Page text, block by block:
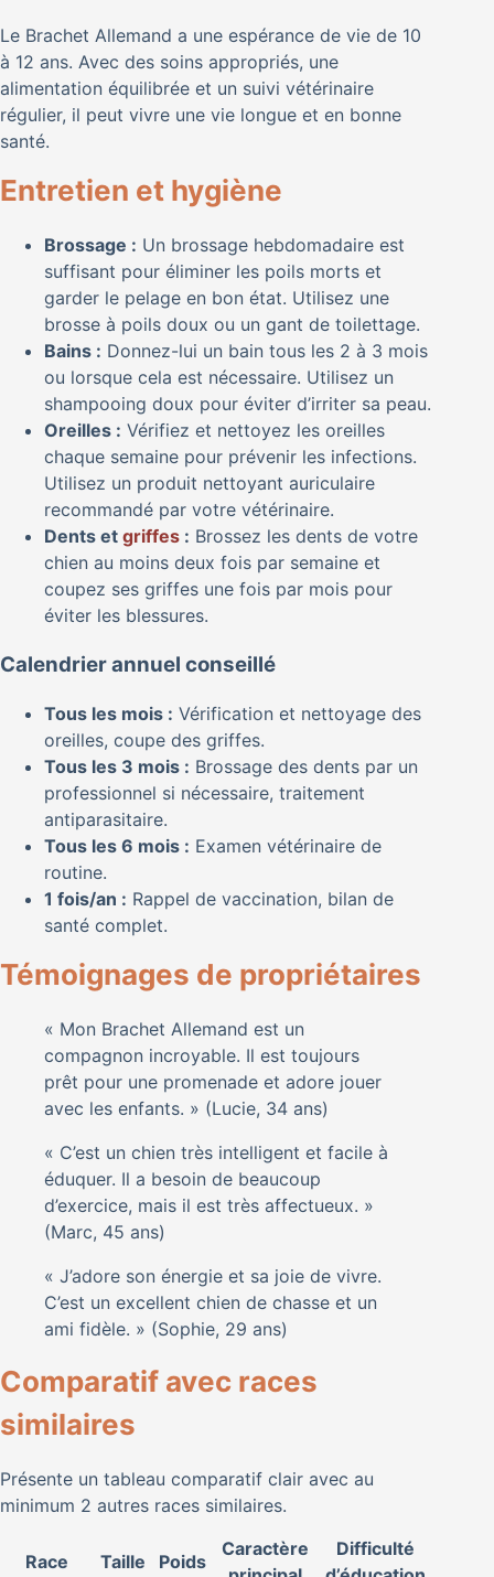
Le Brachet Allemand a une espérance de vie de 10
à 12 ans. Avec des soins appropriés, une
alimentation équilibrée et un suivi vétérinaire
régulier, il peut vivre une vie longue et en bonne
santé.
Entretien et hygiène
Brossage : Un brossage hebdomadaire est
suffisant pour éliminer les poils morts et
garder le pelage en bon état. Utilisez une
brosse à poils doux ou un gant de toilettage.
Bains : Donnez-lui un bain tous les 2 à 3 mois
ou lorsque cela est nécessaire. Utilisez un
shampooing doux pour éviter d’irriter sa peau.
Oreilles : Vérifiez et nettoyez les oreilles
chaque semaine pour prévenir les infections.
Utilisez un produit nettoyant auriculaire
recommandé par votre vétérinaire.
Dents et griffes : Brossez les dents de votre
chien au moins deux fois par semaine et
coupez ses griffes une fois par mois pour
éviter les blessures.
Calendrier annuel conseillé
Tous les mois : Vérification et nettoyage des
oreilles, coupe des griffes.
Tous les 3 mois : Brossage des dents par un
professionnel si nécessaire, traitement
antiparasitaire.
Tous les 6 mois : Examen vétérinaire de
routine.
1 fois/an : Rappel de vaccination, bilan de
santé complet.
Témoignages de propriétaires
« Mon Brachet Allemand est un
compagnon incroyable. Il est toujours
prêt pour une promenade et adore jouer
avec les enfants. » (Lucie, 34 ans)
« C’est un chien très intelligent et facile à
éduquer. Il a besoin de beaucoup
d’exercice, mais il est très affectueux. »
(Marc, 45 ans)
« J’adore son énergie et sa joie de vivre.
C’est un excellent chien de chasse et un
ami fidèle. » (Sophie, 29 ans)
Comparatif avec races
similaires
Présente un tableau comparatif clair avec au
minimum 2 autres races similaires.
Race Taille Poids
Caractère
Difficulté